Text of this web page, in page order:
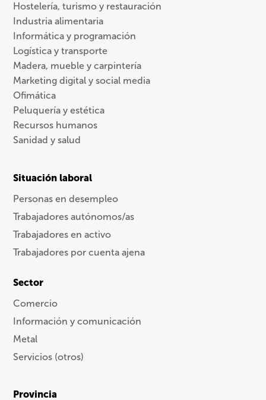
Hostelería, turismo y restauración
Industria alimentaria
Informática y programación
Logística y transporte
Madera, mueble y carpintería
Marketing digital y social media
Ofimática
Peluquería y estética
Recursos humanos
Sanidad y salud
Situación laboral
Personas en desempleo
Trabajadores autónomos/as
Trabajadores en activo
Trabajadores por cuenta ajena
Sector
Comercio
Información y comunicación
Metal
Servicios (otros)
Provincia